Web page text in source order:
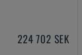
224 702 SEK